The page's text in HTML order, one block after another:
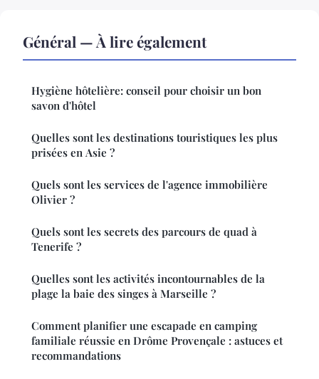
Général — À lire également
Hygiène hôtelière: conseil pour choisir un bon
savon d'hôtel
Quelles sont les destinations touristiques les plus
prisées en Asie ?
Quels sont les services de l'agence immobilière
Olivier ?
Quels sont les secrets des parcours de quad à
Tenerife ?
Quelles sont les activités incontournables de la
plage la baie des singes à Marseille ?
Comment planifier une escapade en camping
familiale réussie en Drôme Provençale : astuces et
recommandations